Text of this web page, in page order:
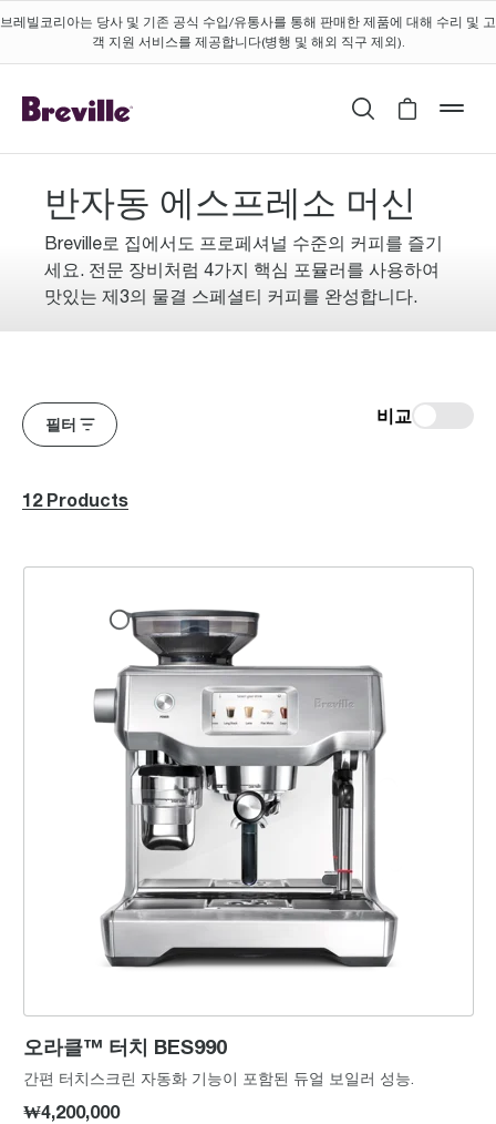
브레빌코리아는 당사 및 기존 공식 수입/유통사를 통해 판매한 제품에 대해 수리 및 고
객 지원 서비스를 제공합니다(병행 및 해외 직구 제외).
검색Cart is
반자동 에스프레소 머신
Breville로 집에서도 프로페셔널 수준의 커피를 즐기
세요. 전문 장비처럼 4가지 핵심 포뮬러를 사용하여
맛있는 제3의 물결 스페셜티 커피를 완성합니다.
필터 비교
12 Products
오라클™ 터치 BES990
간편 터치스크린 자동화 기능이 포함된 듀얼 보일러 성능.
₩4,200,000